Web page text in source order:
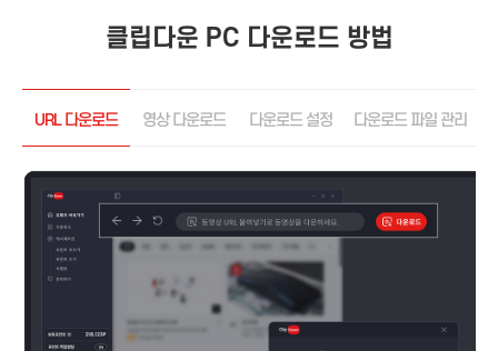
클립다운 PC 다운로드 방법
URL 다운로드 영상 다운로드 다운로드 설정 다운로드 파일 관리